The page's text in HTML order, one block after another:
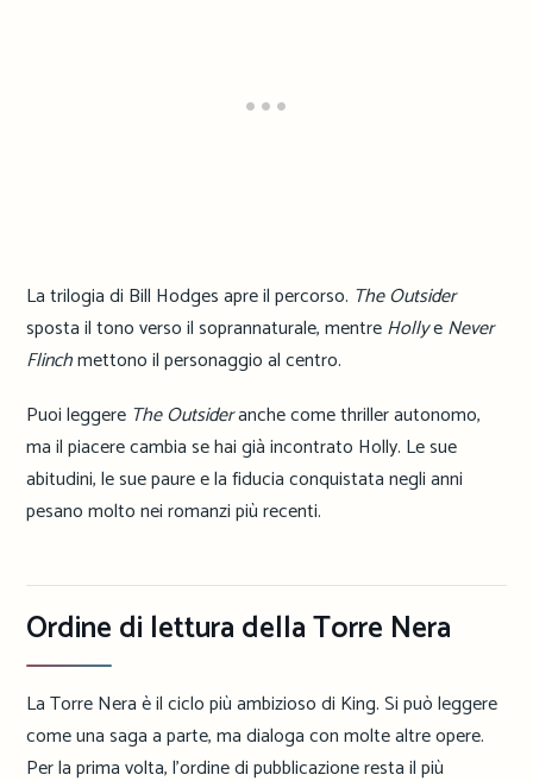
La trilogia di Bill Hodges apre il percorso. The Outsider
sposta il tono verso il soprannaturale, mentreHollyeNever
Flinchmettono il personaggio al centro.
Puoi leggere The Outsideranche come thriller autonomo,
ma il piacere cambia se hai già incontrato Holly. Le sue
abitudini, le sue paure e la fiducia conquistata negli anni
pesano molto nei romanzi più recenti.
Ordine di lettura della Torre Nera
La Torre Nera è il ciclo più ambizioso di King. Si può leggere
come una saga a parte, ma dialoga con molte altre opere.
Per la prima volta, l’ordine di pubblicazione resta il più